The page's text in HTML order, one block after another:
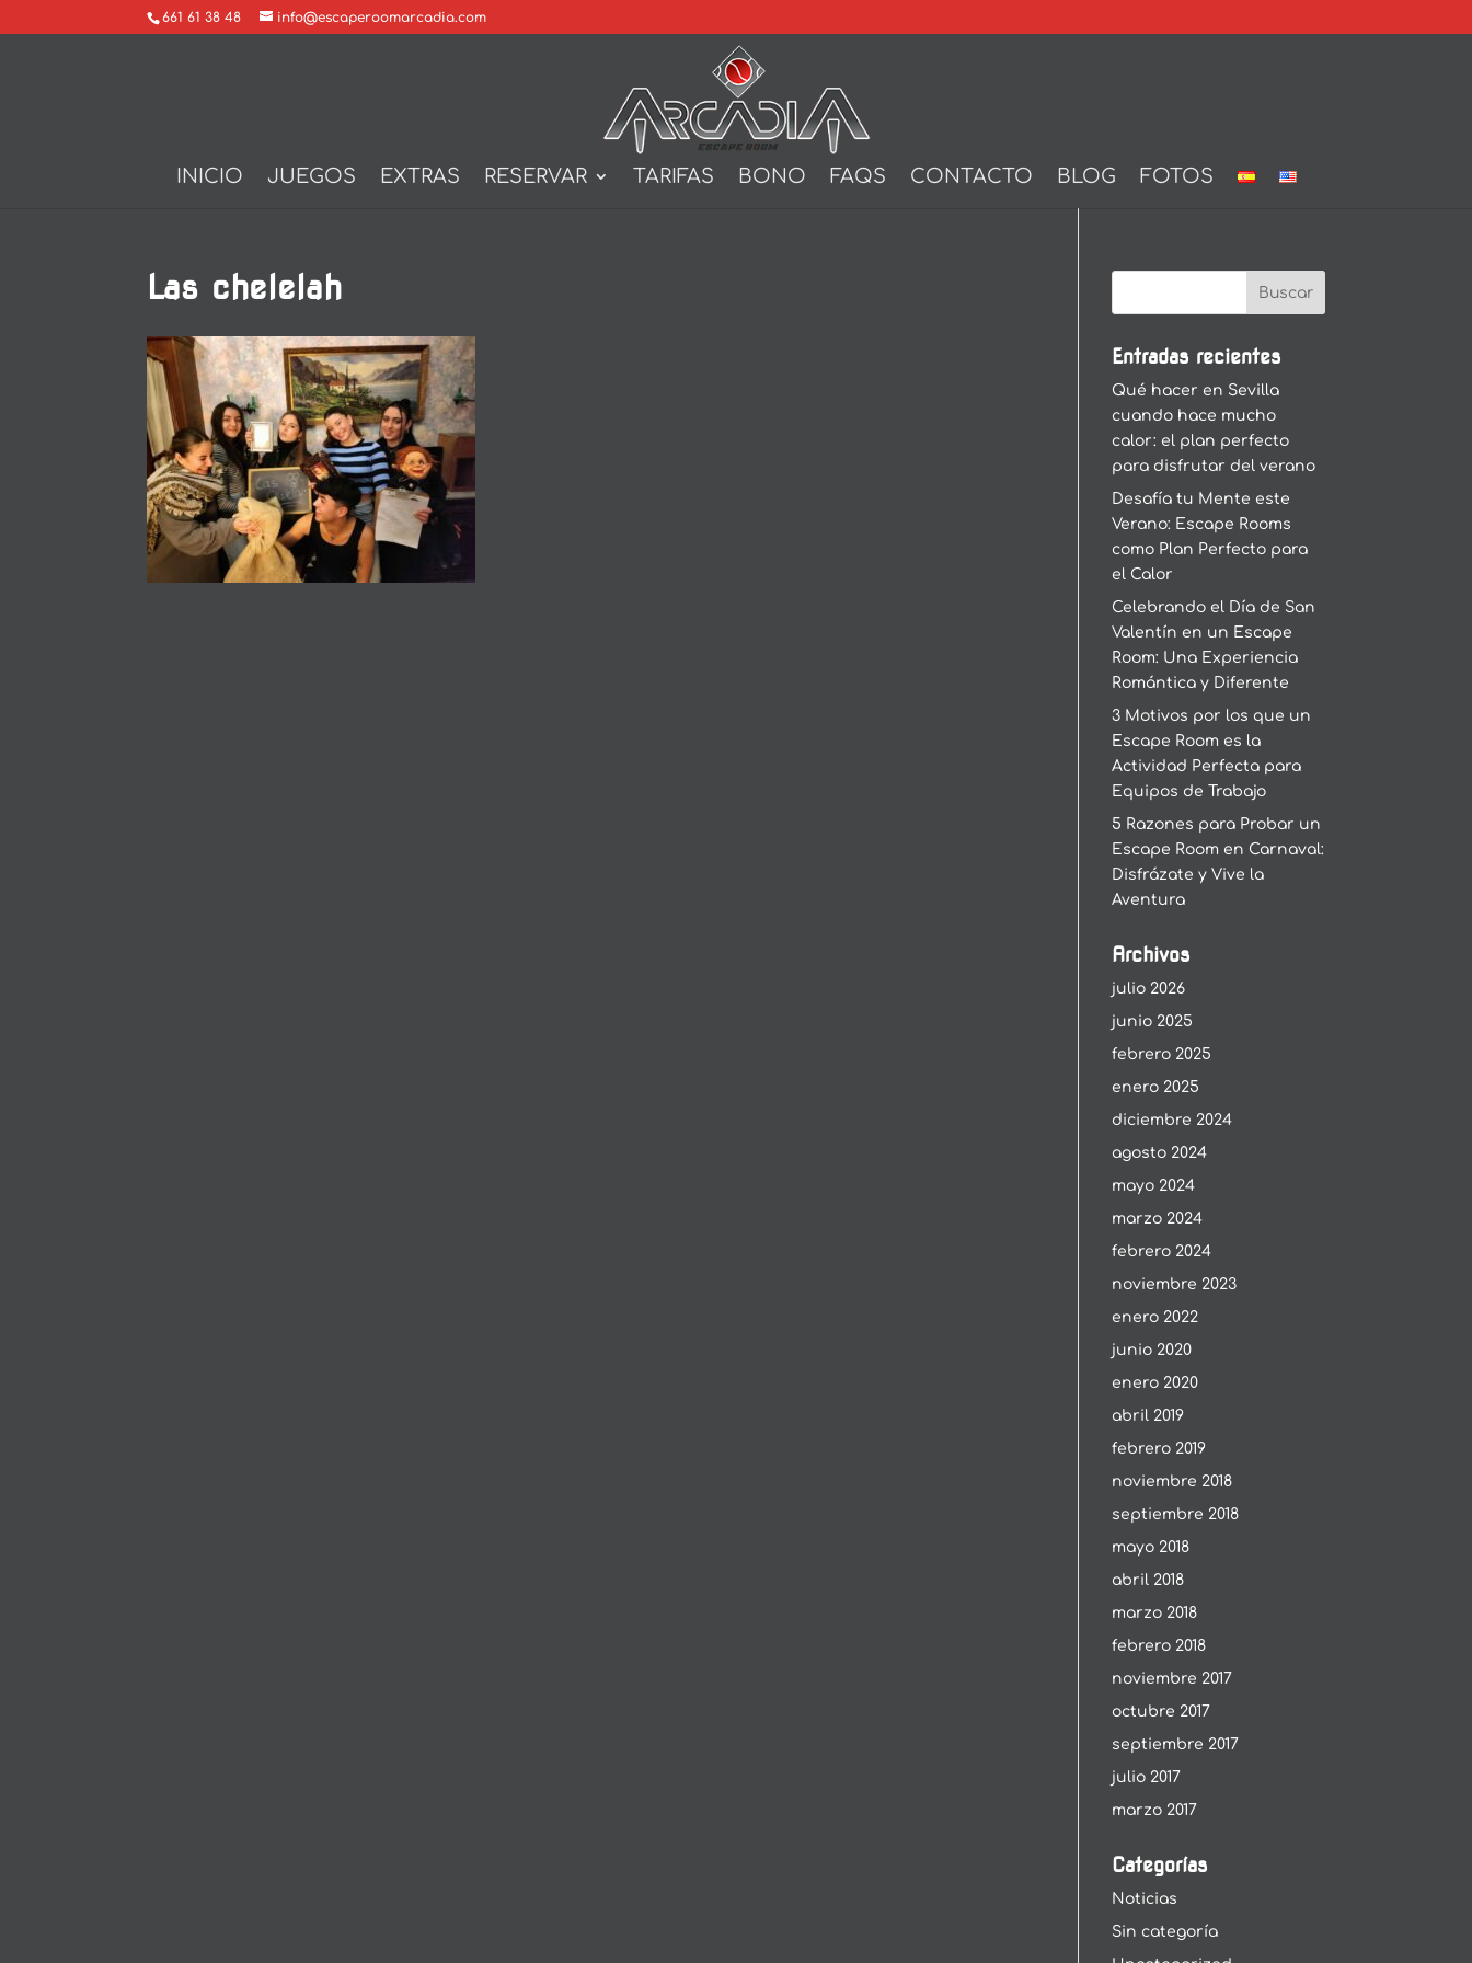
661 61 38 48 info@escaperoomarcadia.com
INICIO JUEGOS EXTRAS RESERVAR TARIFAS BONO FAQS CONTACTO BLOG FOTOS
Las chelelah
Entradas recientes
Qué hacer en Sevilla
cuando hace mucho
calor: el plan perfecto
para disfrutar del verano
Desafía tu Mente este
Verano: Escape Rooms
como Plan Perfecto para
el Calor
Celebrando el Día de San
Valentín en un Escape
Room: Una Experiencia
Romántica y Diferente
3 Motivos por los que un
Escape Room es la
Actividad Perfecta para
Equipos de Trabajo
5 Razones para Probar un
Escape Room en Carnaval:
Disfrázate y Vive la
Aventura
Archivos
julio 2026
junio 2025
febrero 2025
enero 2025
diciembre 2024
agosto 2024
mayo 2024
marzo 2024
febrero 2024
noviembre 2023
enero 2022
junio 2020
enero 2020
abril 2019
febrero 2019
noviembre 2018
septiembre 2018
mayo 2018
abril 2018
marzo 2018
febrero 2018
noviembre 2017
octubre 2017
septiembre 2017
julio 2017
marzo 2017
Categorías
Noticias
Sin categoría